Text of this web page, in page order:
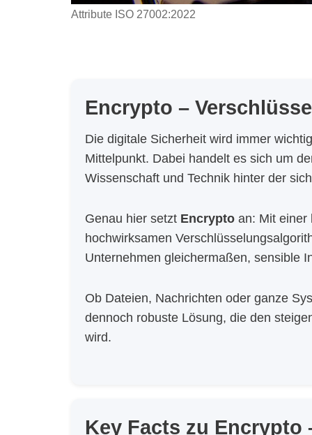
Attribute ISO 27002:2022
Encrypto –
Die digitale Sicherheit wird immer
Mittelpunkt. Dabei handelt es sich um
Wissenschaft und Technik hinter der
Genau hier setzt Encrypto an: Mit einer
hochwirksamen
Unternehmen gleichermaßen, sensible
Ob Dateien, Nachrichten oder ganze
dennoch robuste Lösung, die den
wird.
Key Facts zu Encrypto